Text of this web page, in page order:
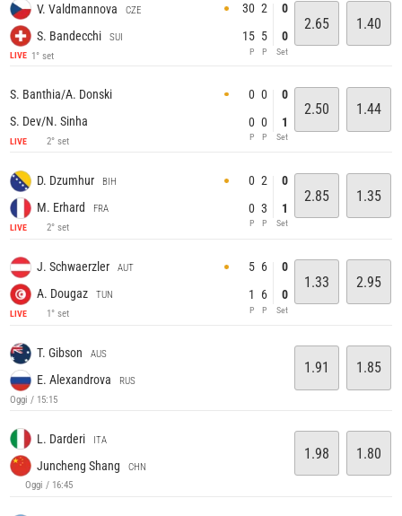
V. Valdmannova CZE
S. Bandecchi SUI
LIVE 1° set
30
15
P
2
5
P
0
0
Set
2.65 1.40
S. Banthia/A. Donski
S. Dev/N. Sinha
LIVE 2° set
0
0
P
0
0
P
0
1
Set
2.50 1.44
D. Dzumhur BIH
M. Erhard FRA
LIVE 2° set
0
0
P
2
3
P
0
1
Set
2.85 1.35
J. Schwaerzler AUT
A. Dougaz TUN
LIVE 1° set
5
1
P
6
6
P
0
0
Set
1.33 2.95
T. Gibson AUS
E. Alexandrova
RUS
Oggi / 15:15
1.91 1.85
L. Darderi ITA
Juncheng Shang
CHN
Oggi / 16:45
1.98 1.80